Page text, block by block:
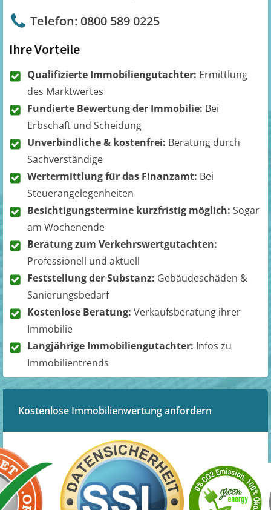
Telefon: 0800 589 0225
Ihre Vorteile
Qualifizierte Immobiliengutachter: Ermittlung
des Marktwertes
Fundierte Bewertung der Immobilie: Bei
Erbschaft und Scheidung
Unverbindliche & kostenfrei: Beratung durch
Sachverständige
Wertermittlung für das Finanzamt: Bei
Steuerangelegenheiten
Besichtigungstermine kurzfristig möglich: Sogar
am Wochenende
Beratung zum Verkehrswertgutachten:
Professionell und aktuell
Feststellung der Substanz: Gebäudeschäden &
Sanierungsbedarf
Kostenlose Beratung: Verkaufsberatung ihrer
Immobilie
Langjährige Immobiliengutachter: Infos zu
Immobilientrends
Kostenlose Immobilienwertung anfordern